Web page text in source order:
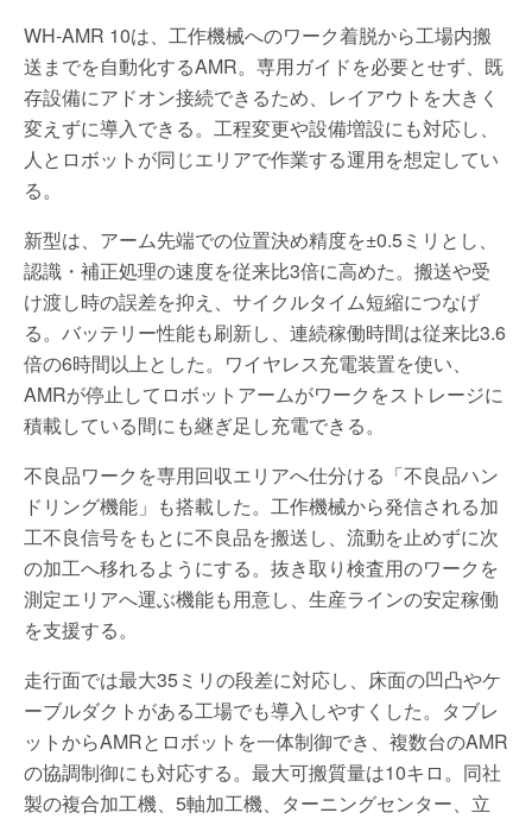
WH-AMR 10は、工作機械へのワーク着脱から工場内搬
送までを自動化するAMR。専用ガイドを必要とせず、既
存設備にアドオン接続できるため、レイアウトを大きく
変えずに導入できる。工程変更や設備増設にも対応し、
人とロボットが同じエリアで作業する運用を想定してい
る。
新型は、アーム先端での位置決め精度を±0.5ミリとし、
認識・補正処理の速度を従来比3倍に高めた。搬送や受
け渡し時の誤差を抑え、サイクルタイム短縮につなげ
る。バッテリー性能も刷新し、連続稼働時間は従来比3.6
倍の6時間以上とした。ワイヤレス充電装置を使い、
AMRが停止してロボットアームがワークをストレージに
積載している間にも継ぎ足し充電できる。
不良品ワークを専用回収エリアへ仕分ける「不良品ハン
ドリング機能」も搭載した。工作機械から発信される加
工不良信号をもとに不良品を搬送し、流動を止めずに次
の加工へ移れるようにする。抜き取り検査用のワークを
測定エリアへ運ぶ機能も用意し、生産ラインの安定稼働
を支援する。
走行面では最大35ミリの段差に対応し、床面の凹凸やケ
ーブルダクトがある工場でも導入しやすくした。タブレ
ットからAMRとロボットを一体制御でき、複数台のAMR
の協調制御にも対応する。最大可搬質量は10キロ。同社
製の複合加工機、5軸加工機、ターニングセンター、立